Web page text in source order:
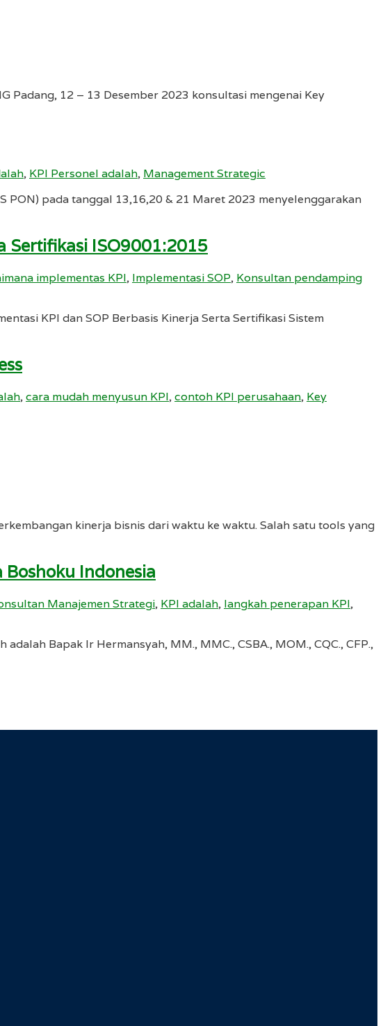
Padang, 12 – 13 Desember 2023 konsultasi mengenai Key
, KPI Personel adalah, Management Strategic
PON) pada tanggal 13,16,20 & 21 Maret 2023 menyelenggarakan
Sertifikasi ISO9001:2015
implementas KPI, Implementasi SOP, Konsultan pendamping
KPI dan SOP Berbasis Kinerja Serta Sertifikasi Sistem
,cara mudah menyusun KPI,contoh KPI perusahaan, Key
kinerja bisnis dari waktu ke waktu. Salah satu tools yang
Indonesia
Manajemen Strategi, KPI adalah, langkah penerapan KPI,
Bapak Ir Hermansyah, MM., MMC., CSBA., MOM., CQC., CFP.,